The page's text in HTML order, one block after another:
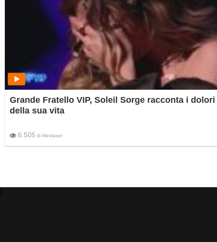
Grande Fratello VIP, Soleil Sorge racconta i dolori
della sua vita
6.505 di Mediaset